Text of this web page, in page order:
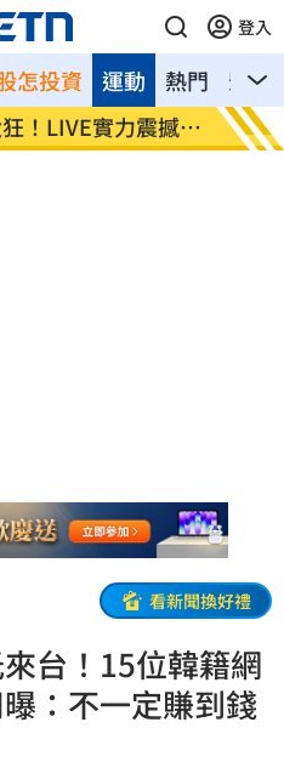
登入
怎投資 熱門 影音
運動
慰勉參演官兵辛
放雙
看新聞換好禮
台！15位韓籍網
：不一定賺到錢